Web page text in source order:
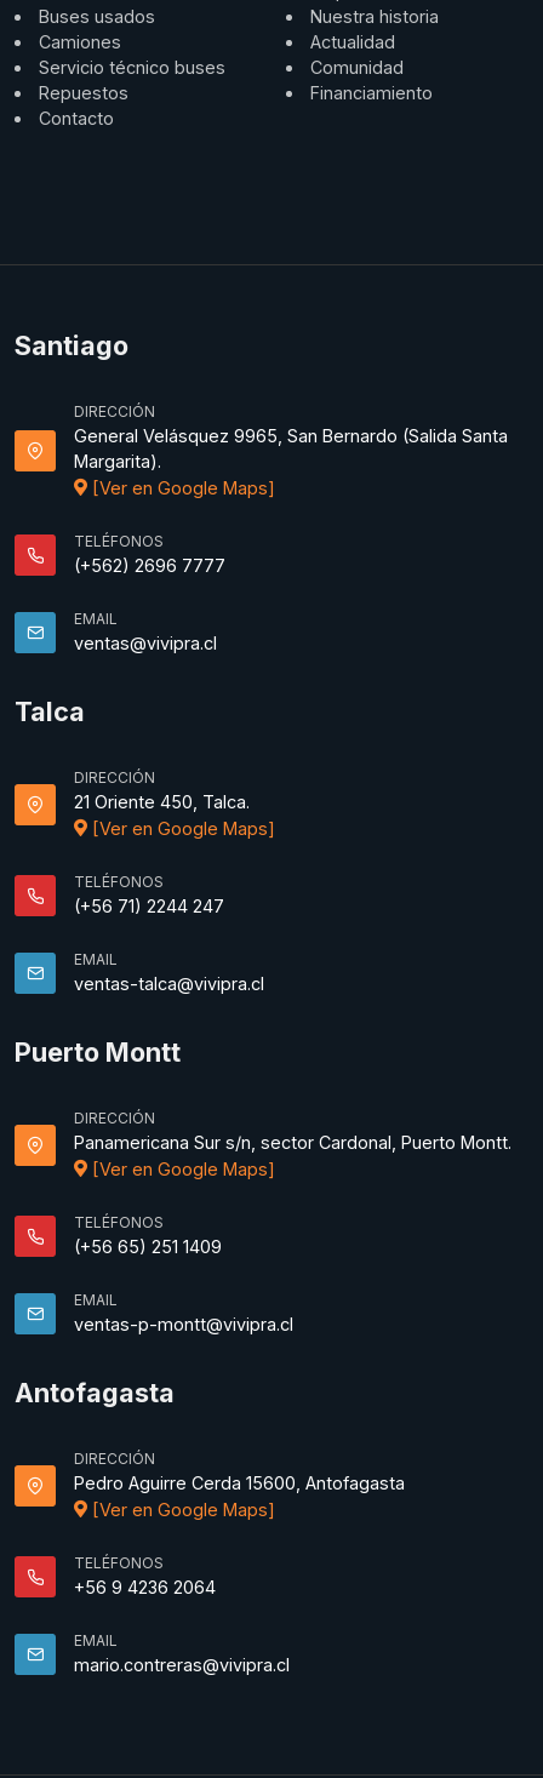
Buses usados
Camiones
Servicio técnico buses
Repuestos
Contacto
Nuestra historia
Actualidad
Comunidad
Financiamiento
Santiago
DIRECCIÓN
General Velásquez 9965, San Bernardo (Salida Santa
Margarita).
[Ver en Google Maps]
TELÉFONOS
(+562) 2696 7777
EMAIL
ventas@vivipra.cl
Talca
DIRECCIÓN
21 Oriente 450, Talca.
[Ver en Google Maps]
TELÉFONOS
(+56 71) 2244 247
EMAIL
ventas-talca@vivipra.cl
Puerto Montt
DIRECCIÓN
Panamericana Sur s/n, sector Cardonal, Puerto Montt.
[Ver en Google Maps]
TELÉFONOS
(+56 65) 251 1409
EMAIL
ventas-p-montt@vivipra.cl
Antofagasta
DIRECCIÓN
Pedro Aguirre Cerda 15600, Antofagasta
[Ver en Google Maps]
TELÉFONOS
+56 9 4236 2064
EMAIL
mario.contreras@vivipra.cl